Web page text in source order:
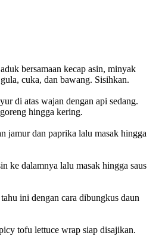
bersamaan kecap asin, minyak
cuka, dan bawang. Sisihkan.
di atas wajan dengan api sedang.
hingga kering.
jamur dan paprika lalu masak hingga
ke dalamnya lalu masak hingga saus
ini dengan cara dibungkus daun
tofu lettuce wrap siap disajikan.